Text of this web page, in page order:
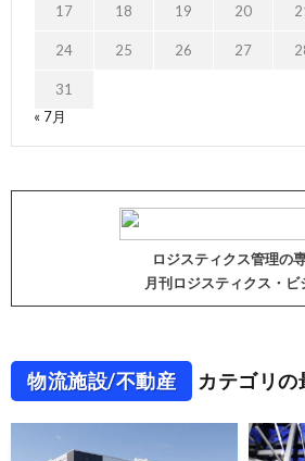
17 18 19 20
24 25 26 27
31
« 7月
ロジスティクス管理の
月刊ロジスティクス・ビ
物流施設/不動産 カテゴリの